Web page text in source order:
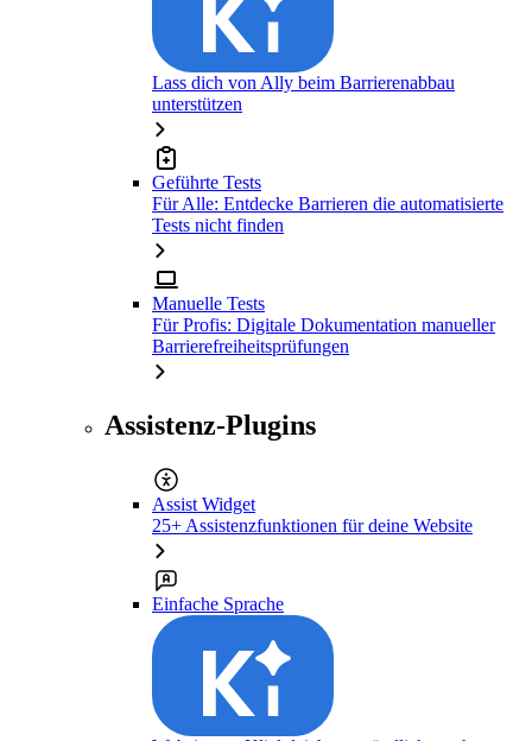
Lass dich von Ally beim Barrierenabbau
unterstützen
Geführte Tests
Für Alle: Entdecke Barrieren die automatisierte
Tests nicht finden
Manuelle Tests
Für Profis: Digitale Dokumentation manueller
Barrierefreiheitsprüfungen
Assistenz-Plugins
Assist Widget
25+ Assistenzfunktionen für deine Website
Einfache Sprache